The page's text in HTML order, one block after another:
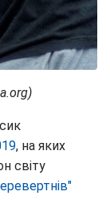
, на яких
світу